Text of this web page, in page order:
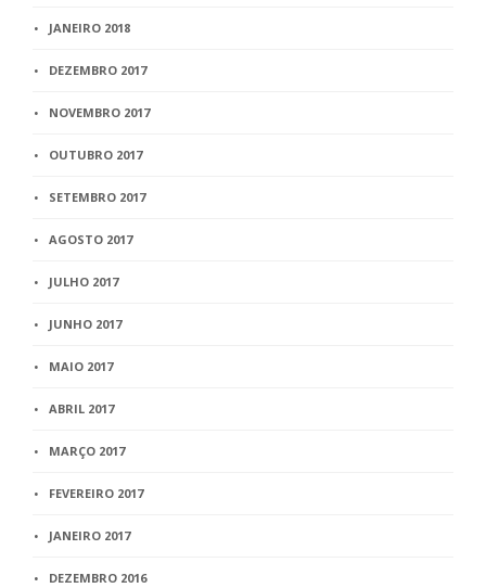
JANEIRO 2018
DEZEMBRO 2017
NOVEMBRO 2017
OUTUBRO 2017
SETEMBRO 2017
AGOSTO 2017
JULHO 2017
JUNHO 2017
MAIO 2017
ABRIL 2017
MARÇO 2017
FEVEREIRO 2017
JANEIRO 2017
DEZEMBRO 2016